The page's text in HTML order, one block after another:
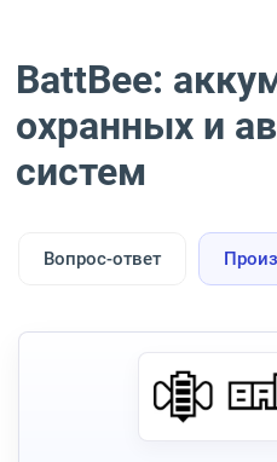
BattBee:
охранных и
систем
Вопрос-ответ